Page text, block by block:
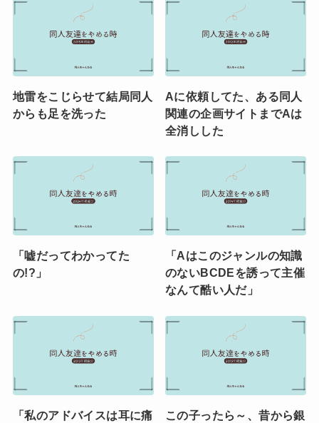
地雷をこじらせて結局同人
からも足を洗った
Aに依頼してた、ある同人
関連の企画サイトまでAは
全消しした
「嘘だってわかってた
の!?」
「Aはこのジャンルの知識
のないBCDEを誘って主催
なんて酷い人だ」
「私のアドバイスは耳に痛
この子ったら～、昔から銀